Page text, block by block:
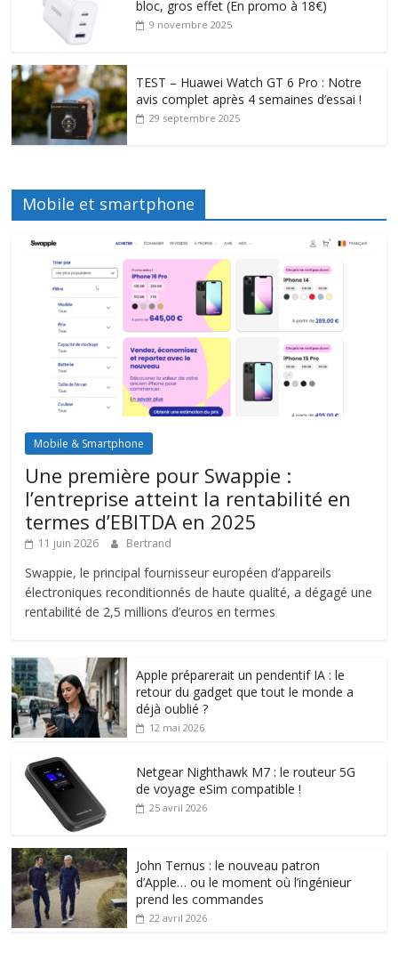
bloc, gros effet (En promo à 18€)
9 novembre 2025
TEST – Huawei Watch GT 6 Pro : Notre
avis complet après 4 semaines d’essai !
29 septembre 2025
Mobile et smartphone
Mobile & Smartphone
Une première pour Swappie :
l’entreprise atteint la rentabilité en
termes d’EBITDA en 2025
11 juin 2026 Bertrand
Swappie, le principal fournisseur européen d’appareils
électroniques reconditionnés de haute qualité, a dégagé une
rentabilité de 2,5 millions d’euros en termes
Apple préparerait un pendentif IA : le
retour du gadget que tout le monde a
déjà oublié ?
12 mai 2026
Netgear Nighthawk M7 : le routeur 5G
de voyage eSim compatible !
25 avril 2026
John Ternus : le nouveau patron
d’Apple… ou le moment où l’ingénieur
prend les commandes
22 avril 2026